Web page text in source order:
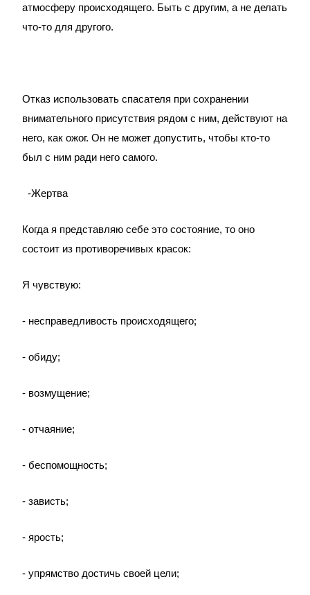
атмосферу происходящего. Быть с другим, а не делать
что-то для другого.
Отказ использовать спасателя при сохранении
внимательного присутствия рядом с ним, действуют на
него, как ожог. Он не может допустить, чтобы кто-то
был с ним ради него самого.
-Жертва
Когда я представляю себе это состояние, то оно
состоит из противоречивых красок:
Я чувствую:
- несправедливость происходящего;
- обиду;
- возмущение;
- отчаяние;
- беспомощность;
- зависть;
- ярость;
- упрямство достичь своей цели;